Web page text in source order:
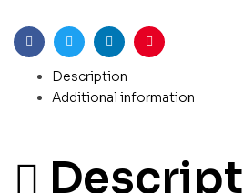
FacebookTwitterLinkedinPinterest
Description
Additional information